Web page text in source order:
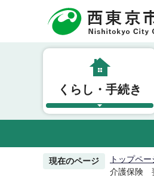
頭
くらし・手続き
現在のページ トップペー
介護保険